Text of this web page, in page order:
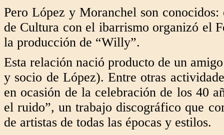
Pero López y Moranchel son
de Cultura con el ibarrismo organizó el
la producción de “Willy”.
Esta relación nació producto de un
y socio de López). Entre otras
en ocasión de la celebración de los 40
el ruido”, un trabajo discográfico que
de artistas de todas las épocas y estilos.